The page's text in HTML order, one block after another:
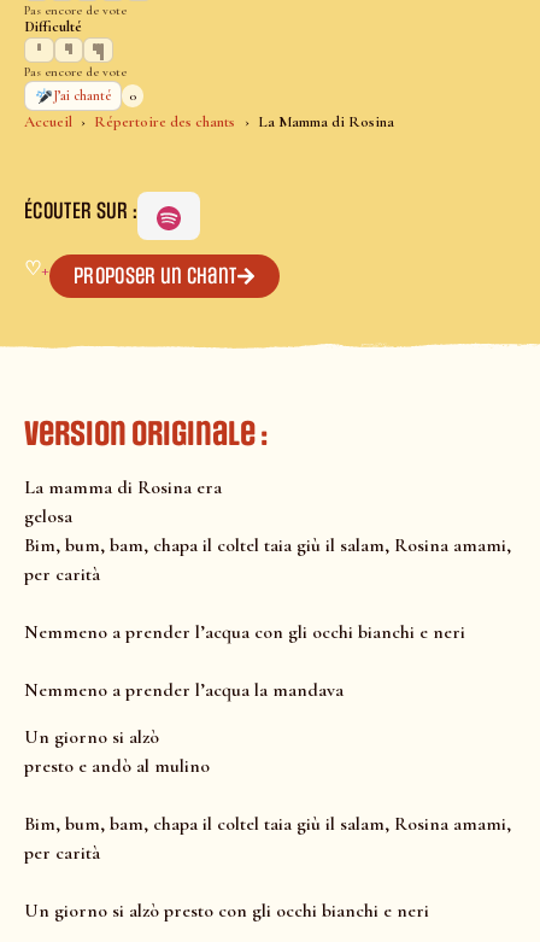
Accueil Répertoire des chants La Mamma di Rosina
Pas encore de vote
Difficulté
Pas encore de vote
J’ai chanté
0
ÉCOUTER SUR :
♡+ Proposer un chant
Version Originale :
La mamma di Rosina era
gelosa
Bim, bum, bam, chapa il coltel taia giù il salam, Rosina amami,
per carità
Nemmeno a prender l’acqua con gli occhi bianchi e neri
Nemmeno a prender l’acqua la mandava
Un giorno si alzò
presto e andò al mulino
Bim, bum, bam, chapa il coltel taia giù il salam, Rosina amami,
per carità
Un giorno si alzò presto con gli occhi bianchi e neri